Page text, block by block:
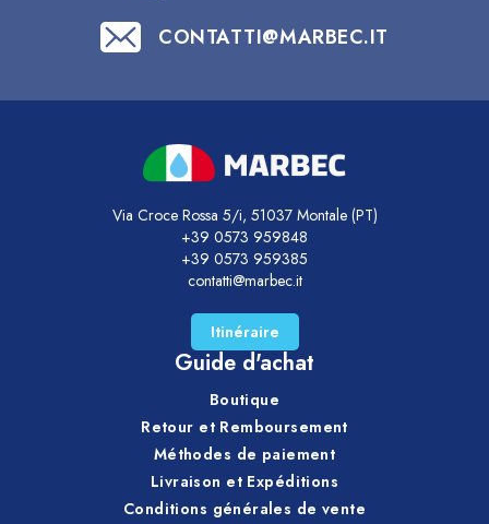
CONTATTI@MARBEC.IT
Via Croce Rossa 5/i, 51037 Montale (PT)
+39 0573 959848
+39 0573 959385
contatti@marbec.it
Itinéraire
Guide d'achat
Boutique
Retour et Remboursement
Méthodes de paiement
Livraison et Expéditions
Conditions générales de vente